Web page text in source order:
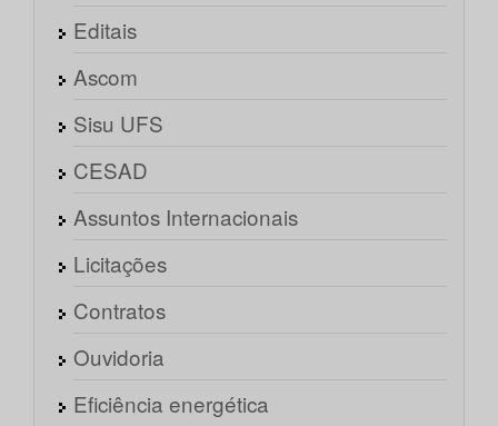
Editais
Ascom
Sisu UFS
CESAD
Assuntos Internacionais
Licitações
Contratos
Ouvidoria
Eficiência energética